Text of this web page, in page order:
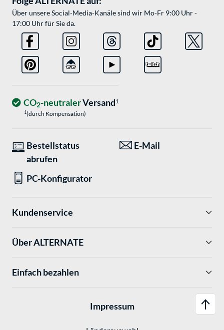
Über unsere Social-Media-Kanäle sind wir Mo-Fr 9:00 Uhr -
17:00 Uhr für Sie da.
CO2-neutralerVersand1
1(durch Kompensation)
Bestellstatus
abrufen
E-Mail
PC-Konfigurator
Kundenservice
Über ALTERNATE
Einfach bezahlen
Impressum